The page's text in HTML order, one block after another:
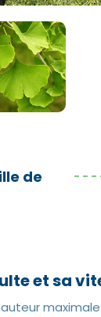
de
- - -
et sa